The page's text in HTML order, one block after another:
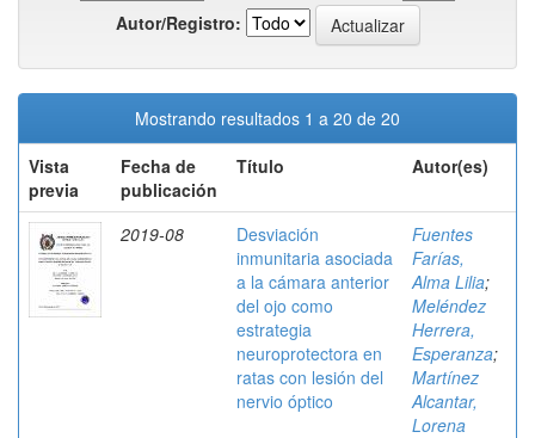
Autor/Registro:
Mostrando resultados 1 a 20 de 20
Vista
previa
Fecha de
publicación
Título Autor(es)
2019-08
Desviación
inmunitaria asociada
a la cámara anterior
del ojo como
estrategia
neuroprotectora en
ratas con lesión del
nervio óptico
Fuentes
Farías,
Alma Lilia;
Meléndez
Herrera,
Esperanza;
Martínez
Alcantar,
Lorena